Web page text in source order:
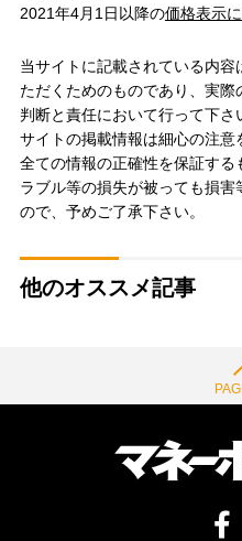
2021年4月1日以降の価格表示
当サイトに記載されている内
ただくためのものであり、実
判断と責任において行って下
サイトの掲載情報は細心の注
全ての情報の正確性を保証する
ラブル等の損失が被っても損
ので、予めご了承下さい。
他のオススメ記事